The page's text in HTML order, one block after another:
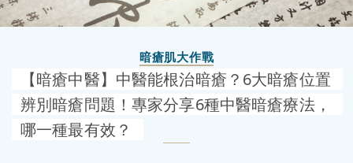
暗瘡肌大作戰
【暗瘡中醫】中醫能根治暗瘡？6大暗瘡位置
辨別暗瘡問題！專家分享6種中醫暗瘡療法，
哪一種最有效？